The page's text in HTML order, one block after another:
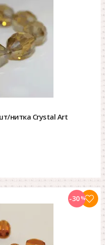
нитка Crystal Art
-30%